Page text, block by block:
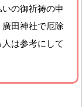
の御祈祷の申
田神社で厄除
は参考にして